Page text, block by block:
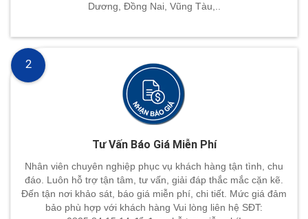
Dương, Đồng Nai, Vũng Tàu,..
Tư Vấn Báo Giá Miễn Phí
Nhân viên chuyên nghiệp phục vụ khách hàng tận tình, chu
đáo. Luôn hỗ trợ tận tâm, tư vấn, giải đáp thắc mắc cặn kẽ.
Đến tận nơi khảo sát, báo giá miễn phí, chi tiết. Mức giá đảm
bảo phù hợp với khách hàng Vui lòng liên hệ SĐT:
2